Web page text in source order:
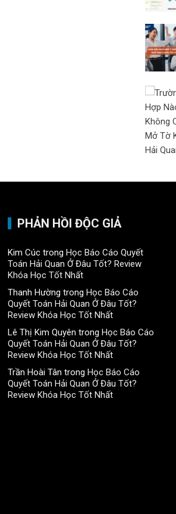
PHẢN HỒI ĐỘC GIẢ
Kim Cúc trong Học Báo Cáo Quyết
Toán Hải Quan Ở Đâu Tốt? Review
Khóa Học Tốt Nhất
Thanh Hường trong Học Báo Cáo
Quyết Toán Hải Quan Ở Đâu Tốt?
Review Khóa Học Tốt Nhất
Lê Thị Kim Quyên trong Học Báo Cáo
Quyết Toán Hải Quan Ở Đâu Tốt?
Review Khóa Học Tốt Nhất
Trần Hoài Tân trong Học Báo Cáo
Quyết Toán Hải Quan Ở Đâu Tốt?
Review Khóa Học Tốt Nhất